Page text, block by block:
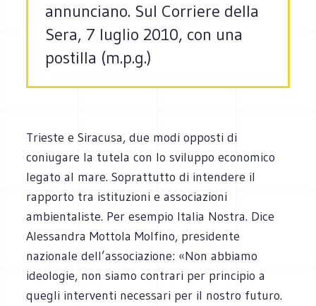
annunciano. Sul Corriere della
Sera, 7 luglio 2010, con una
postilla (m.p.g.)
Trieste e Siracusa, due modi opposti di
coniugare la tutela con lo sviluppo economico
legato al mare. Soprattutto di intendere il
rapporto tra istituzioni e associazioni
ambientaliste. Per esempio Italia Nostra. Dice
Alessandra Mottola Molfino, presidente
nazionale dell’associazione: «Non abbiamo
ideologie, non siamo contrari per principio a
quegli interventi necessari per il nostro futuro.